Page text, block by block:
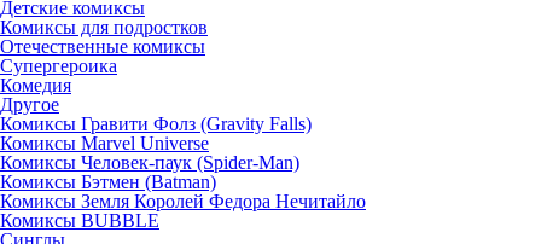
Детские комиксы
Комиксы для подростков
Отечественные комиксы
Супергероика
Комедия
Другое
Комиксы Гравити Фолз (Gravity Falls)
Комиксы Marvel Universe
Комиксы Человек-паук (Spider-Man)
Комиксы Бэтмен (Batman)
Комиксы Земля Королей Федора Нечитайло
Комиксы BUBBLE
Синглы